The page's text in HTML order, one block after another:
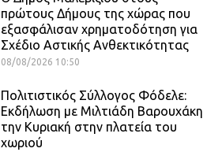
πρώτους Δήμους της χώρας που
εξασφάλισαν χρηματοδότηση για
Σχέδιο Αστικής Ανθεκτικότητας
08/08/2026 10:50
Πολιτιστικός Σύλλογος Φόδελε:
Εκδήλωση με Μιλτιάδη Βαρουχάκη
την Κυριακή στην πλατεία του
χωριού